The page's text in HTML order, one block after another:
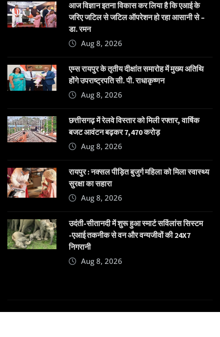
आज विज्ञान इतना विकास कर लिया है कि एआई के
जरिए जटिल से जटिल ऑपरेशन हो रहा आसानी से –
डा. रमन
Aug 8, 2026
एम्स रायपुर के तृतीय दीक्षांत समारोह में मुख्य अतिथि
होंगे उपराष्ट्रपति सी. पी. राधाकृष्णन
Aug 8, 2026
छत्तीसगढ़ में रेलवे विस्तार को मिली रफ्तार, वार्षिक
बजट आवंटन बढ़कर 7,470 करोड़
Aug 8, 2026
रायपुर : नक्सल पीड़ित बुजुर्ग महिला को मिला स्वास्थ्य
सुरक्षा का सहारा
Aug 8, 2026
उदंती-सीतानदी में शुरू हुआ स्मार्ट सर्विलांस सिस्टम
-एआई तकनीक से वन और वन्यजीवों की 24X7
निगरानी
Aug 8, 2026